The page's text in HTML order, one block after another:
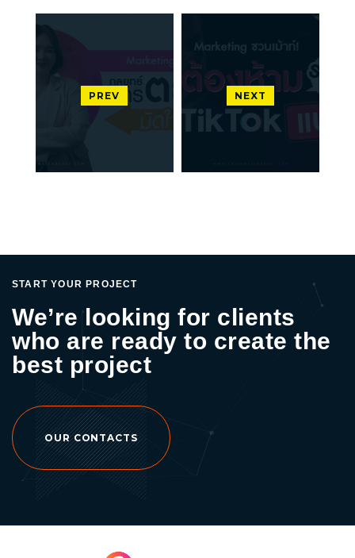
PREV NEXT
START YOUR PROJECT
We’re looking for clients
who are ready to create the
best project
OUR CONTACTS